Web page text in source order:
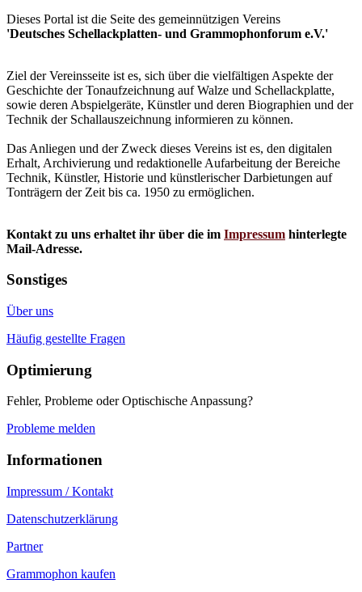
Dieses Portal ist die Seite des gemeinnützigen Vereins
'Deutsches Schellackplatten- und Grammophonforum e.V.'
Ziel der Vereinsseite ist es, sich über die vielfältigen Aspekte der
Geschichte der Tonaufzeichnung auf Walze und Schellackplatte,
sowie deren Abspielgeräte, Künstler und deren Biographien und der
Technik der Schallauszeichnung informieren zu können.
Das Anliegen und der Zweck dieses Vereins ist es, den digitalen
Erhalt, Archivierung und redaktionelle Aufarbeitung der Bereiche
Technik, Künstler, Historie und künstlerischer Darbietungen auf
Tonträgern der Zeit bis ca. 1950 zu ermöglichen.
Kontakt zu uns erhaltet ihr über die im Impressum hinterlegte
Mail-Adresse.
Sonstiges
Über uns
Häufig gestellte Fragen
Optimierung
Fehler, Probleme oder Optischische Anpassung?
Probleme melden
Informationen
Impressum / Kontakt
Datenschutzerklärung
Partner
Grammophon kaufen